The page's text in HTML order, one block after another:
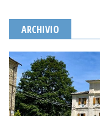
ARCHIVIO